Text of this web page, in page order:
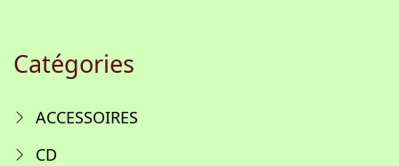
Catégories
ACCESSOIRES
CD